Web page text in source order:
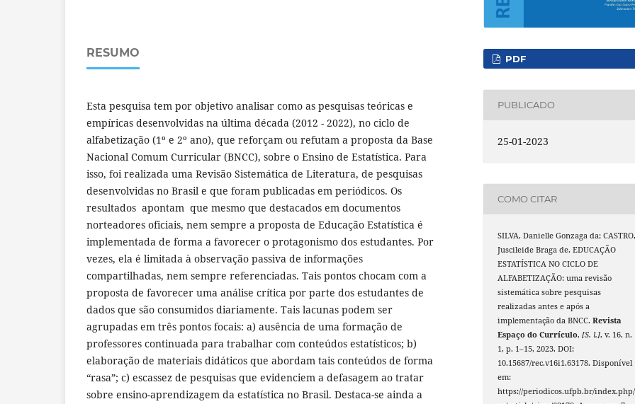
RESUMO
Esta pesquisa tem por objetivo analisar como as pesquisas teóricas e
empíricas desenvolvidas na última década (2012 - 2022), no ciclo de
alfabetização (1º e 2º ano), que reforçam ou refutam a proposta da Base
Nacional Comum Curricular (BNCC), sobre o Ensino de Estatística. Para
isso, foi realizada uma Revisão Sistemática de Literatura, de pesquisas
desenvolvidas no Brasil e que foram publicadas em periódicos. Os
resultados apontam que mesmo que destacados em documentos
norteadores oficiais, nem sempre a proposta de Educação Estatística é
implementada de forma a favorecer o protagonismo dos estudantes. Por
vezes, ela é limitada à observação passiva de informações
compartilhadas, nem sempre referenciadas. Tais pontos chocam com a
proposta de favorecer uma análise crítica por parte dos estudantes de
dados que são consumidos diariamente. Tais lacunas podem ser
agrupadas em três pontos focais: a) ausência de uma formação de
professores continuada para trabalhar com conteúdos estatísticos; b)
elaboração de materiais didáticos que abordam tais conteúdos de forma
“rasa”; c) escassez de pesquisas que evidenciem a defasagem ao tratar
sobre ensino-aprendizagem da estatística no Brasil. Destaca-se ainda a
PDF
PUBLICADO
25-01-2023
COMO CITAR
SILVA, Danielle Gonzaga da; CASTRO,
Juscileide Braga de. EDUCAÇÃO
ESTATÍSTICA NO CICLO DE
ALFABETIZAÇÃO: uma revisão
sistemática sobre pesquisas
realizadas antes e após a
implementação da BNCC.Revista
Espaço do Currículo,[S. l.], v. 16, n.
1, p. 1–15, 2023. DOI:
10.15687/rec.v16i1.63178. Disponível
em:
https://periodicos.ufpb.br/